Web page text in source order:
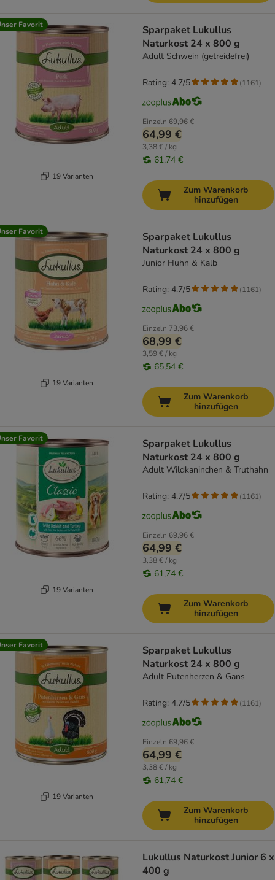
Favorit
19 Varianten
Sparpaket Lukullus
Naturkost 24 x 800 g
Adult Schwein (getreidefrei)
Einzeln 69,96 €
64,99 €
3,38 € / kg
61,74 €
Rating: 4.7/5 (1161)
Zum Warenkorb
hinzufügen
Favorit
19 Varianten
Sparpaket Lukullus
Naturkost 24 x 800 g
Junior Huhn & Kalb
Einzeln 73,96 €
68,99 €
3,59 € / kg
65,54 €
Rating: 4.7/5 (1161)
Zum Warenkorb
hinzufügen
Favorit
19 Varianten
Sparpaket Lukullus
Naturkost 24 x 800 g
Adult Wildkaninchen & Truthahn
Einzeln 69,96 €
64,99 €
3,38 € / kg
61,74 €
Rating: 4.7/5 (1161)
Zum Warenkorb
hinzufügen
Favorit
19 Varianten
Sparpaket Lukullus
Naturkost 24 x 800 g
Adult Putenherzen & Gans
Einzeln 69,96 €
64,99 €
3,38 € / kg
61,74 €
Rating: 4.7/5 (1161)
Zum Warenkorb
hinzufügen
Lukullus Naturkost Junior 6 x
400 g